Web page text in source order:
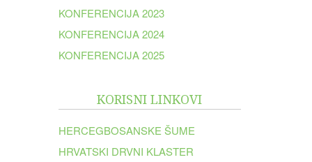
KONFERENCIJA 2023
KONFERENCIJA 2024
KONFERENCIJA 2025
KORISNI LINKOVI
HERCEGBOSANSKE ŠUME
HRVATSKI DRVNI KLASTER